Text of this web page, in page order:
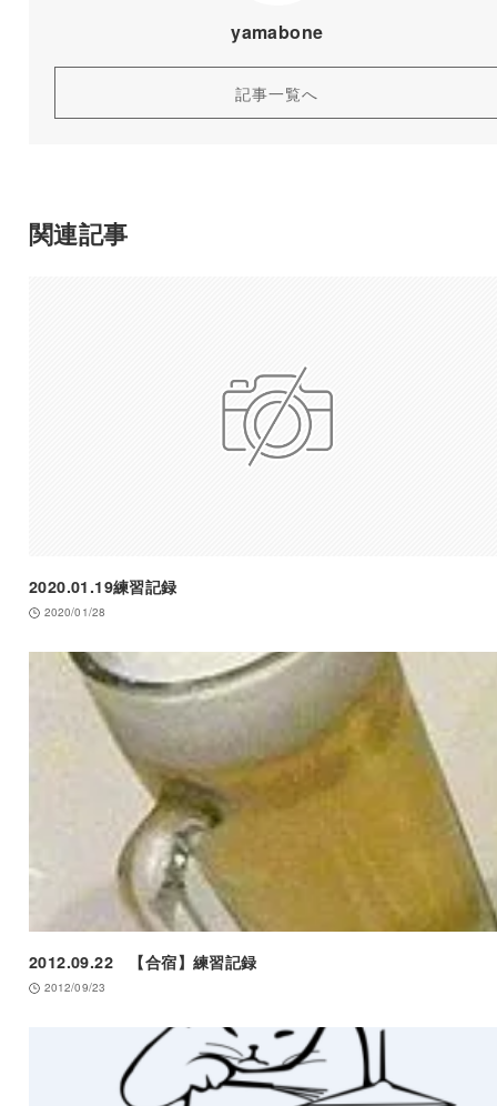
yamabone
記事一覧へ
関連記事
2020.01.19練習記録
2020/01/28
2012.09.22 【合宿】練習記録
2012/09/23